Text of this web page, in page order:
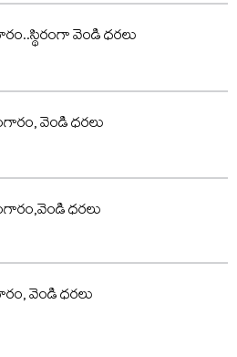
వెండి ధరలు
వెండి ధరలు
ధరలు
వెండి ధరలు